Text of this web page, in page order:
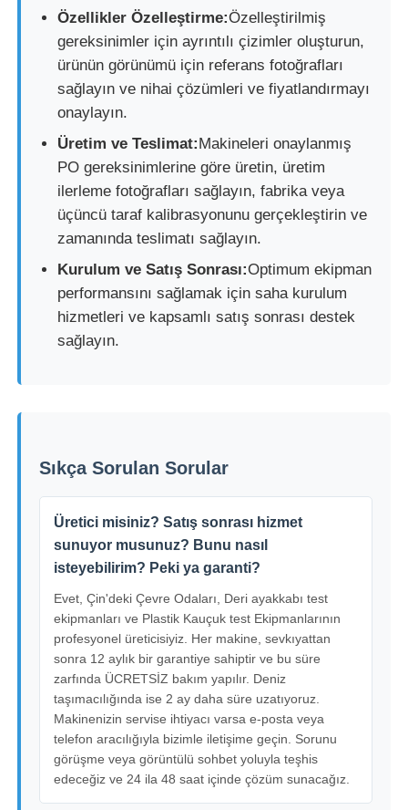
Özellikler Özelleştirme:Özelleştirilmiş
gereksinimler için ayrıntılı çizimler oluşturun,
ürünün görünümü için referans fotoğrafları
sağlayın ve nihai çözümleri ve fiyatlandırmayı
onaylayın.
Üretim ve Teslimat:Makineleri onaylanmış
PO gereksinimlerine göre üretin, üretim
ilerleme fotoğrafları sağlayın, fabrika veya
üçüncü taraf kalibrasyonunu gerçekleştirin ve
zamanında teslimatı sağlayın.
Kurulum ve Satış Sonrası:Optimum ekipman
performansını sağlamak için saha kurulum
hizmetleri ve kapsamlı satış sonrası destek
sağlayın.
Sıkça Sorulan Sorular
Üretici misiniz? Satış sonrası hizmet
sunuyor musunuz? Bunu nasıl
isteyebilirim? Peki ya garanti?
Evet, Çin'deki Çevre Odaları, Deri ayakkabı test
ekipmanları ve Plastik Kauçuk test Ekipmanlarının
profesyonel üreticisiyiz. Her makine, sevkıyattan
sonra 12 aylık bir garantiye sahiptir ve bu süre
zarfında ÜCRETSİZ bakım yapılır. Deniz
taşımacılığında ise 2 ay daha süre uzatıyoruz.
Makinenizin servise ihtiyacı varsa e-posta veya
telefon aracılığıyla bizimle iletişime geçin. Sorunu
görüşme veya görüntülü sohbet yoluyla teşhis
edeceğiz ve 24 ila 48 saat içinde çözüm sunacağız.